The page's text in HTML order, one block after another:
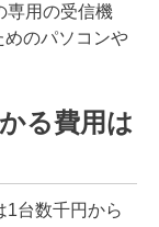
専用の受信機
めのパソコンや
る費用は
1台数千円から